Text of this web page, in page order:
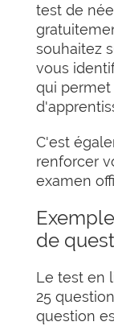
test de
souhaitez
vous
qui permet
C'est
renforcer
examen
de
Le test en
25
question